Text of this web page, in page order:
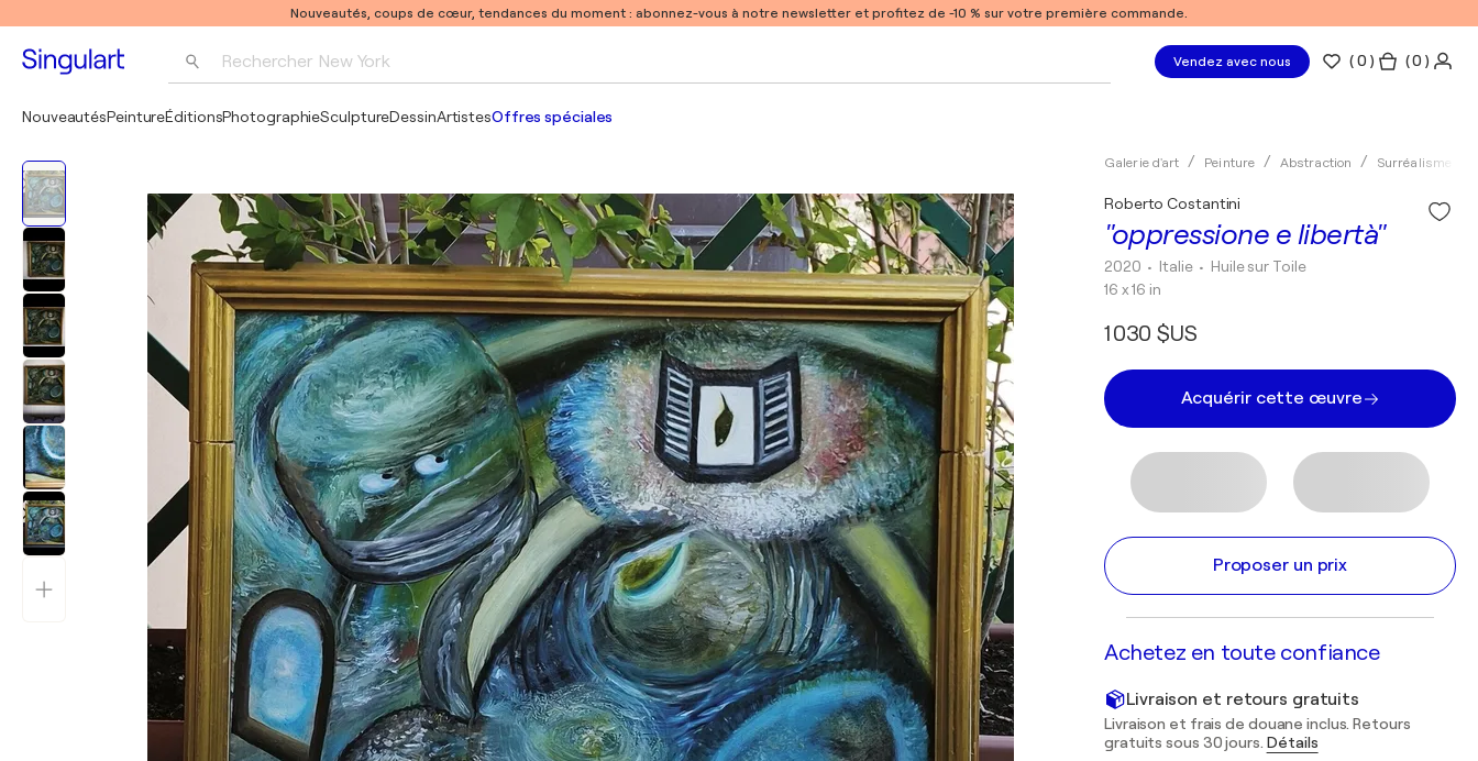
Nouveautés, coups de cœur, tendances du moment : abonnez-vous à notre newsletter et profitez de -10 % sur votre première commande.
Rechercher New York
Pablo Picasso
Vendez avec nous (0 ) ( 0 )
NouveautésPeintureÉditionsPhotographieSculptureDessinArtistesOffres spéciales
Galerie d'art Peinture Abstraction Surréalisme
"oppressione e libertà"
Roberto Costantini
2020 • Italie • Huile sur Toile
16 x 16 in
1 030 $US
Acquérir cette œuvre
Proposer un prix
Achetez en toute confiance
Livraison et retours gratuits
Livraison et frais de douane inclus. Retours
gratuits sous 30 jours. Détails